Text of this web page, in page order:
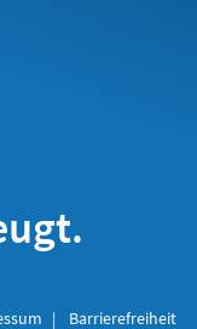
Barrierefreiheit